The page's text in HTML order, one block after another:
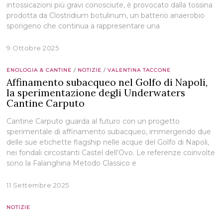
intossicazioni più gravi conosciute, è provocato dalla tossina
prodotta da Clostridium botulinum, un batterio anaerobio
sporigeno che continua a rappresentare una
9 Ottobre 2025
ENOLOGIA & CANTINE / NOTIZIE / VALENTINA TACCONE
Affinamento subacqueo nel Golfo di Napoli,
la sperimentazione degli Underwaters
Cantine Carputo
Cantine Carputo guarda al futuro con un progetto
sperimentale di affinamento subacqueo, immergendo due
delle sue etichette flagship nelle acque del Golfo di Napoli,
nei fondali circostanti Castel dell’Ovo. Le referenze coinvolte
sono la Falanghina Metodo Classico e
11 Settembre 2025
NOTIZIE